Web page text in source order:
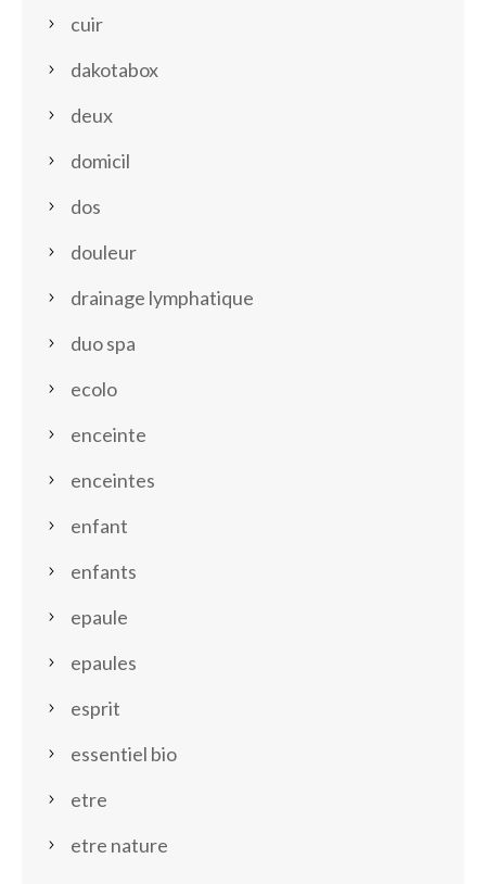
cuir
dakotabox
deux
domicil
dos
douleur
drainage lymphatique
duo spa
ecolo
enceinte
enceintes
enfant
enfants
epaule
epaules
esprit
essentiel bio
etre
etre nature